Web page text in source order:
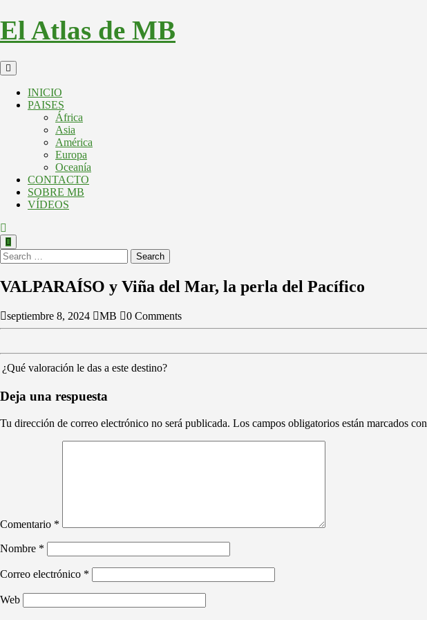
El Atlas de MB
INICIO
PAISES
África
Asia
América
Europa
Oceanía
CONTACTO
SOBRE MB
VÍDEOS
Search
VALPARAÍSO y Viña del Mar, la perla del Pacífico
septiembre 8, 2024 MB 0 Comments
¿Qué valoración le das a este destino?
Deja una respuesta
Tu dirección de correo electrónico no será publicada. Los campos obligatorios están marcados con
Comentario *
Nombre *
Correo electrónico *
Web